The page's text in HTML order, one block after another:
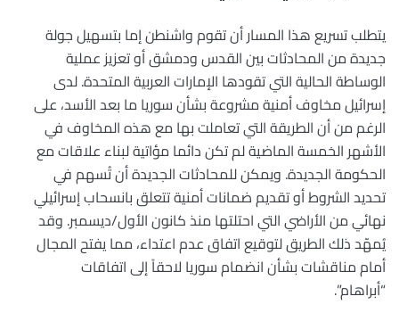
يتطلب تسريع هذا المسار أن تقوم واشنطن إما بتسهيل جولة
جديدة من المحادثات بين القدس ودمشق أو تعزيز عملية
الوساطة الحالية التي تقودها الإمارات العربية المتحدة. لدى
إسرائيل مخاوف أمنية مشروعة بشأن سوريا ما بعد الأسد، على
الرغم من أن الطريقة التي تعاملت بها مع هذه المخاوف في
الأشهر الخمسة الماضية لم تكن دائما مؤاتية لبناء علاقات مع
الحكومة الجديدة. ويمكن للمحادثات الجديدة أن تُسهم في
تحديد الشروط أو تقديم ضمانات أمنية تتعلق بانسحاب إسرائيلي
نهائي من الأراضي التي احتلتها منذ كانون الأول/ديسمبر. وقد
يُمهّد ذلك الطريق لتوقيع اتفاق عدم اعتداء، مما يفتح المجال
أمام مناقشات بشأن انضمام سوريا لاحقاً إلى اتفاقات
“أبراهام”.